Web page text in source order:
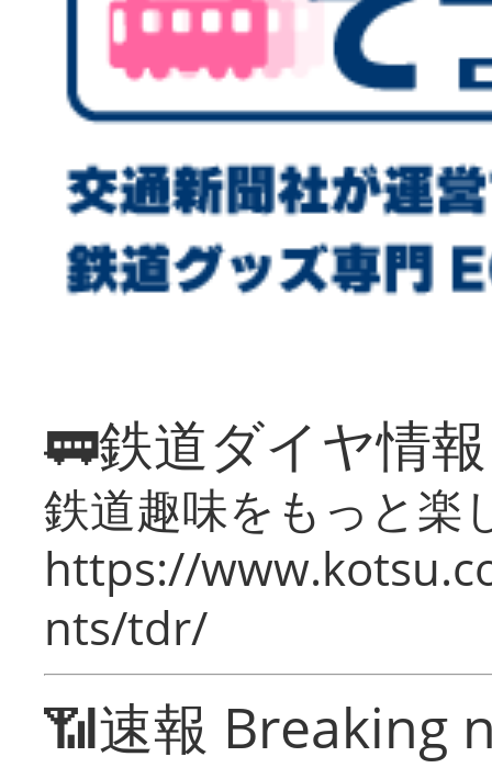
🚃鉄道ダイヤ情
鉄道趣味をもっと楽
https://
nts/tdr/
📶速報 Breaking